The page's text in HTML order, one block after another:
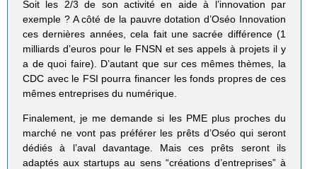
Soit les 2/3 de son activité en aide à l’innovation par
exemple ? A côté de la pauvre dotation d’Oséo Innovation
ces dernières années, cela fait une sacrée différence (1
milliards d’euros pour le FNSN et ses appels à projets il y
a de quoi faire). D’autant que sur ces mêmes thèmes, la
CDC avec le FSI pourra financer les fonds propres de ces
mêmes entreprises du numérique.
Finalement, je me demande si les PME plus proches du
marché ne vont pas préférer les prêts d’Oséo qui seront
dédiés à l’aval davantage. Mais ces prêts seront ils
adaptés aux startups au sens “créations d’entreprises” à